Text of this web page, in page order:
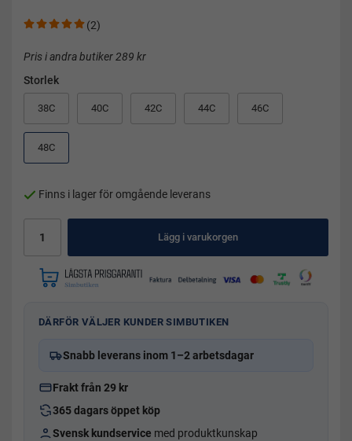
(2)
Pris i andra butiker 289 kr
Storlek
38C 40C 42C 44C 46C
48C
Finns i lager för omgående leverans
Lägg i varukorgen
DÄRFÖR VÄLJER KUNDER SIMBUTIKEN
Snabb leverans inom 1–2 arbetsdagar
Frakt från 29 kr
365 dagars öppet köp
Svensk kundservice med produktkunskap